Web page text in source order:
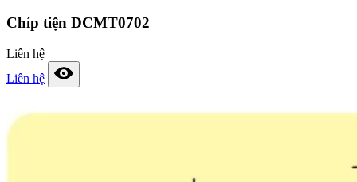
Chíp tiện DCMT0702
Liên hệ
Liên hệ